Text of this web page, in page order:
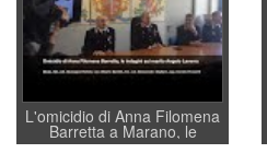
L'omicidio di Anna Filomena
Barretta a Marano, le
indagini dei carabinieri di